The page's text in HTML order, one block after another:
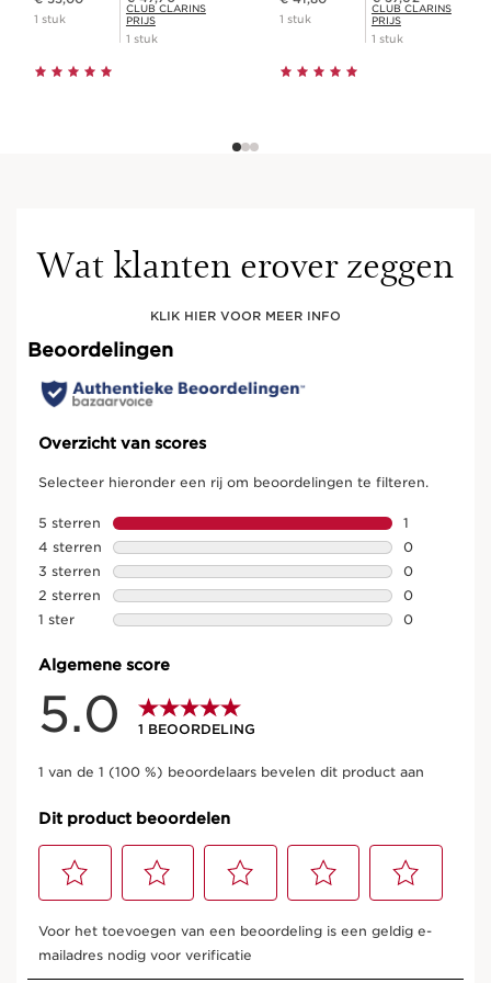
1 stuk
CLUB CLARINS
PRIJS
1 stuk
1 stuk
CLUB CLARINS
PRIJS
1 stuk
Wat klanten erover zeggen
KLIK HIER VOOR MEER INFO